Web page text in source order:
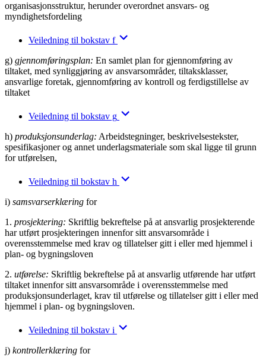
organisasjonsstruktur, herunder overordnet ansvars- og
myndighetsfordeling
Veiledning til bokstav f
g) gjennomføringsplan: En samlet plan for gjennomføring av
tiltaket, med synliggjøring av ansvarsområder, tiltaksklasser,
ansvarlige foretak, gjennomføring av kontroll og ferdigstillelse av
tiltaket
Veiledning til bokstav g
h) produksjonsunderlag: Arbeidstegninger, beskrivelsestekster,
spesifikasjoner og annet underlagsmateriale som skal ligge til grunn
for utførelsen,
Veiledning til bokstav h
i) samsvarserklæring for
1. prosjektering: Skriftlig bekreftelse på at ansvarlig prosjekterende
har utført prosjekteringen innenfor sitt ansvarsområde i
overensstemmelse med krav og tillatelser gitt i eller med hjemmel i
plan- og bygningsloven
2. utførelse: Skriftlig bekreftelse på at ansvarlig utførende har utført
tiltaket innenfor sitt ansvarsområde i overensstemmelse med
produksjonsunderlaget, krav til utførelse og tillatelser gitt i eller med
hjemmel i plan- og bygningsloven.
Veiledning til bokstav i
j) kontrollerklæring for